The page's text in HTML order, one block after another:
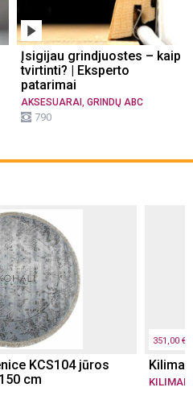
Įsigijau grindjuostes – kaip
tvirtinti? | Eksperto
patarimai
AKSESUARAI GRINDŲ ABC
790
KCS104 jūros
cm
351,00 €
KILIMAI